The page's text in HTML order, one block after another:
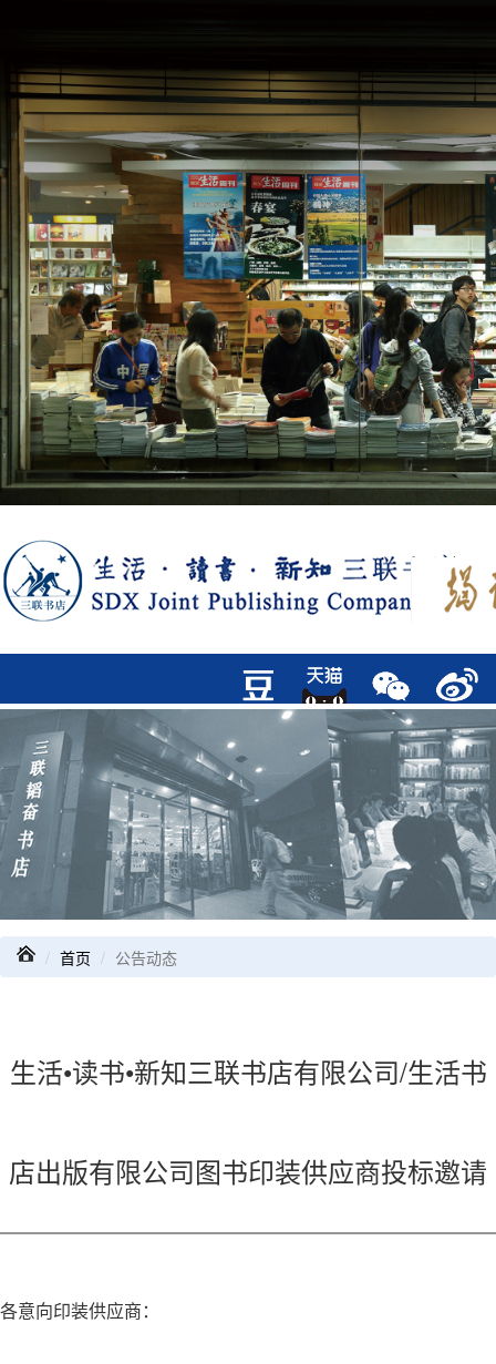
首页 公告动态
生活•读书•新知三联书店有限公司/生活书
店出版有限公司图书印装供应商投标邀请
各意向印装供应商：